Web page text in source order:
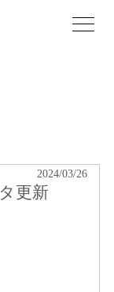
2024/03/26
更新